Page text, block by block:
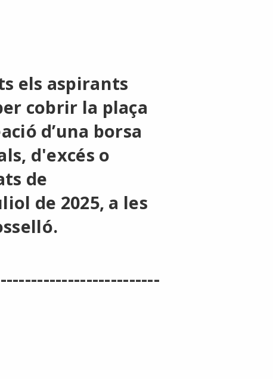
els aspirants
cobrir la plaça
d’una borsa
d'excés o
de
de 2025, a les